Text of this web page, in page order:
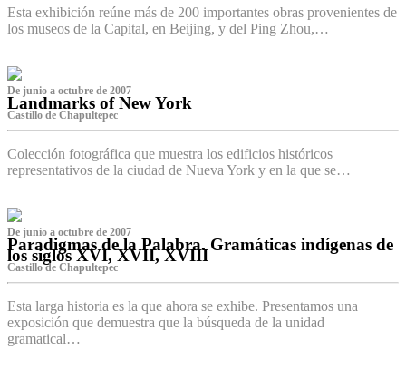
Esta exhibición reúne más de 200 importantes obras provenientes de
los museos de la Capital, en Beijing, y del Ping Zhou,…
De junio a octubre de 2007
Landmarks of New York
Castillo de Chapultepec
Colección fotográfica que muestra los edificios históricos
representativos de la ciudad de Nueva York y en la que se…
De junio a octubre de 2007
Paradigmas de la Palabra. Gramáticas indígenas de
los siglos XVI, XVII, XVIII
Castillo de Chapultepec
Esta larga historia es la que ahora se exhibe. Presentamos una
exposición que demuestra que la búsqueda de la unidad
gramatical…